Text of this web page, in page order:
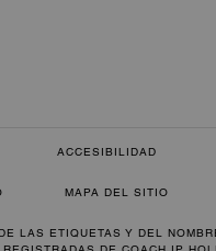
ACCESIBILIDAD
MAPA DEL SITIO
LAS ETIQUETAS Y DEL